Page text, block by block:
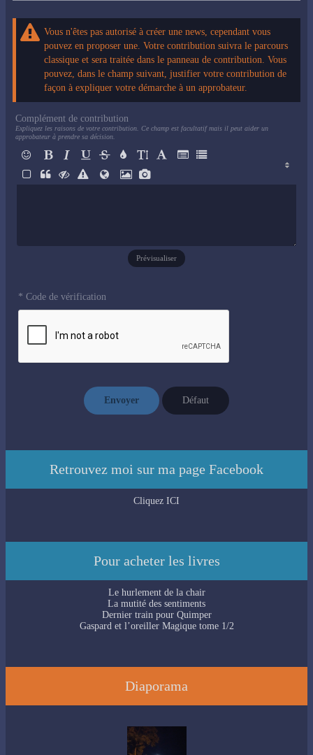
Vous n'êtes pas autorisé à créer une news, cependant vous
pouvez en proposer une. Votre contribution suivra le parcours
classique et sera traitée dans le panneau de contribution. Vous
pouvez, dans le champ suivant, justifier votre contribution de
façon à expliquer votre démarche à un approbateur.
Complément de contribution
Expliquez les raisons de votre contribution. Ce champ est facultatif mais il peut aider un
approbateur à prendre sa décision.
Prévisualiser
* Code de vérification
Envoyer Défaut
Retrouvez moi sur ma page Facebook
Cliquez ICI
Pour acheter les livres
Le hurlement de la chair
La mutité des sentiments
Dernier train pour Quimper
Gaspard et l’oreiller Magique tome 1/2
Diaporama